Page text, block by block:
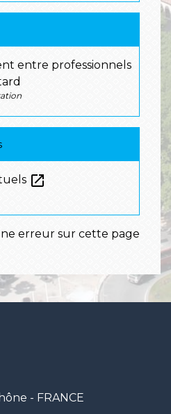
entre professionnels
open_in_new
erreur sur cette page
- FRANCE